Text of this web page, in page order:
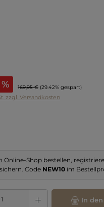
% Regulärer Preis:
169,95 € (29.42% gespart)
zzgl. Versandkosten
Online-Shop bestellen,
Code NEW10 im
den gewünschten Wert ein
In